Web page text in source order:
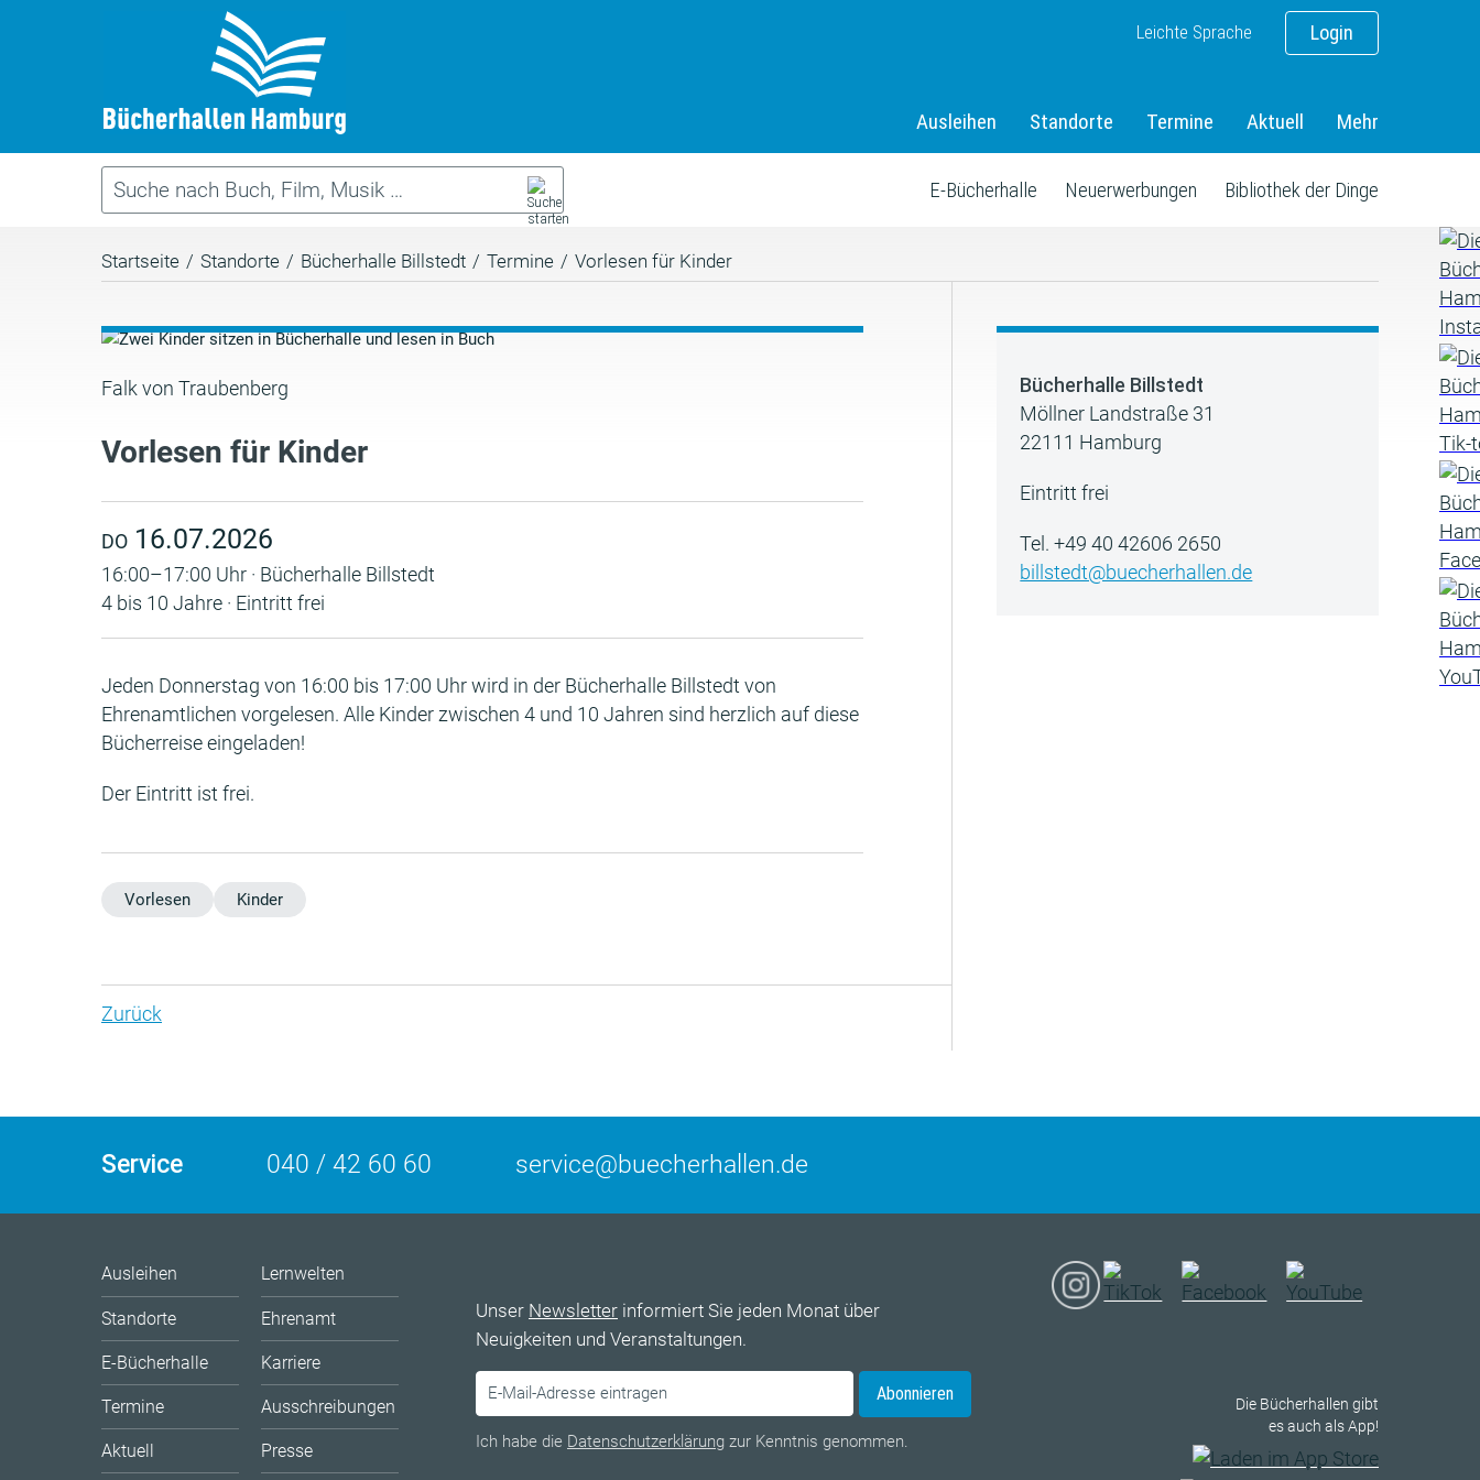
Login
Leichte Sprache
Ausleihen Standorte Termine Aktuell Mehr
E-Bücherhalle Neuerwerbungen Bibliothek der Dinge
Startseite / Standorte / Bücherhalle Billstedt / Termine / Vorlesen für Kinder
Falk von Traubenberg
Vorlesen für Kinder
DO 16.07.2026
16:00–17:00 Uhr · Bücherhalle Billstedt
4 bis 10 Jahre · Eintritt frei
Jeden Donnerstag von 16:00 bis 17:00 Uhr wird in der Bücherhalle Billstedt von
Ehrenamtlichen vorgelesen. Alle Kinder zwischen 4 und 10 Jahren sind herzlich auf diese
Bücherreise eingeladen!
Der Eintritt ist frei.
Vorlesen Kinder
Zurück
Bücherhalle Billstedt
Möllner Landstraße 31
22111 Hamburg
Eintritt frei
Tel. +49 40 42606 2650
billstedt@buecherhallen.de
Service 040 / 42 60 60 service@buecherhallen.de
Ausleihen
Standorte
E-Bücherhalle
Termine
Aktuell
Lernwelten
Ehrenamt
Karriere
Ausschreibungen
Presse
Unser Newsletter informiert Sie jeden Monat über
Neuigkeiten und Veranstaltungen.
Abonnieren
Ich habe die Datenschutzerklärung zur Kenntnis genommen.
Die Bücherhallen gibt
es auch als App!